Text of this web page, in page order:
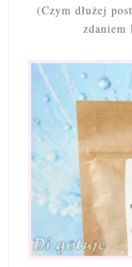
(Czym dłużej
zdaniem